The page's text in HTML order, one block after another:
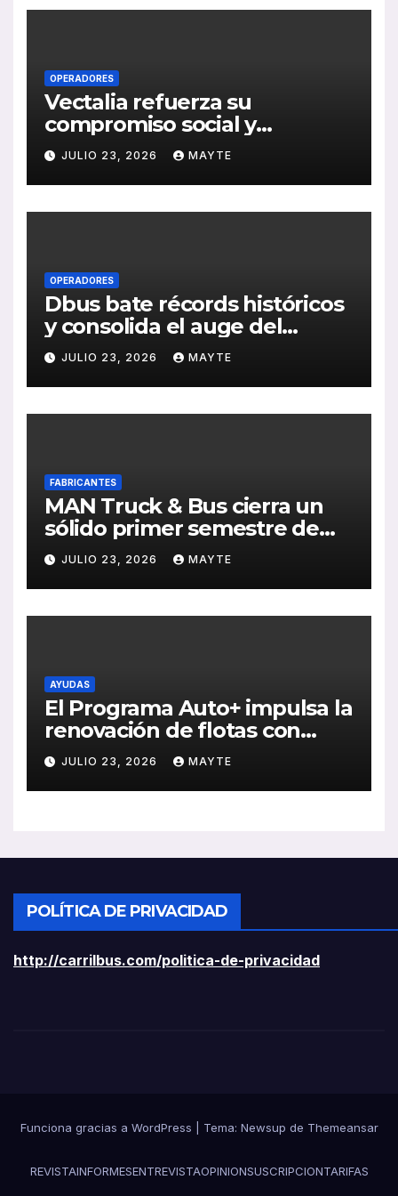
OPERADORES
Vectalia refuerza su
compromiso social y
medioambiental con la
publicación de su Memoria
de RSC 2025
JULIO 23, 2026 MAYTE
OPERADORES
Dbus bate récords históricos
y consolida el auge del
transporte público en San
Sebastián
JULIO 23, 2026 MAYTE
FABRICANTES
MAN Truck & Bus cierra un
sólido primer semestre de
2026 con crecimiento en
ventas, pedidos y
rentabilidad
JULIO 23, 2026 MAYTE
AYUDAS
El Programa Auto+ impulsa la
renovación de flotas con
ayudas a vehículos eléctricos
ligeros
JULIO 23, 2026 MAYTE
POLÍTICA DE PRIVACIDAD
http://carrilbus.com/politica-de-privacidad
Funciona gracias a WordPress Tema: Newsup de Themeansar
REVISTAINFORMESENTREVISTAOPINIONSUSCRIPCIONTARIFAS